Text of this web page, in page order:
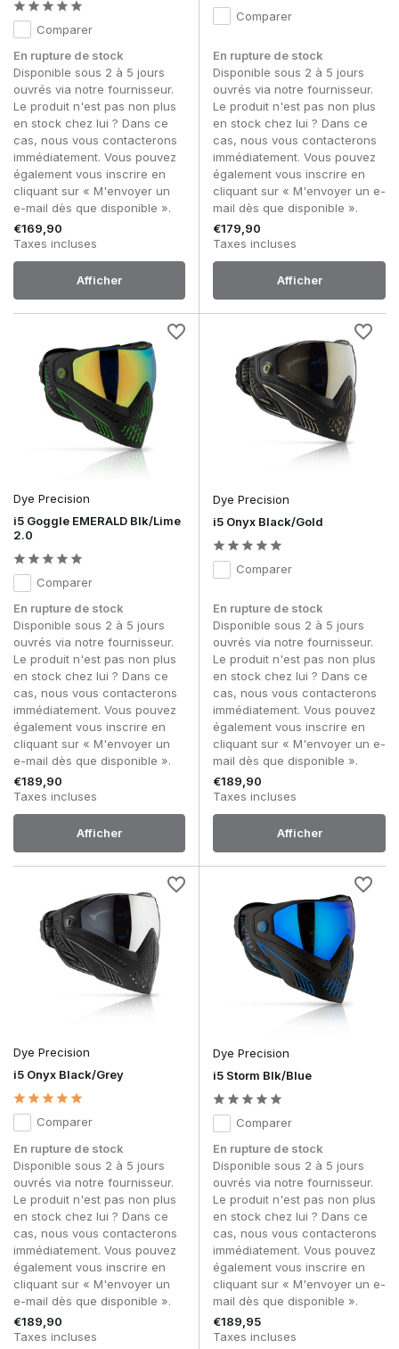
Comparer
En rupture de stock
Disponible sous 2 à 5 jours
ouvrés via notre fournisseur.
Le produit n'est pas non plus
en stock chez lui ? Dans ce
cas, nous vous contacterons
immédiatement. Vous pouvez
également vous inscrire en
cliquant sur « M'envoyer un
e-mail dès que disponible ».
€169,90
Taxes incluses
Afficher
Comparer
En rupture de stock
Disponible sous 2 à 5 jours
ouvrés via notre fournisseur.
Le produit n'est pas non plus
en stock chez lui ? Dans ce
cas, nous vous contacterons
immédiatement. Vous pouvez
également vous inscrire en
cliquant sur « M'envoyer un e-
mail dès que disponible ».
€179,90
Taxes incluses
Afficher
Dye Precision
i5 Goggle EMERALD Blk/Lime
2.0
Comparer
En rupture de stock
Disponible sous 2 à 5 jours
ouvrés via notre fournisseur.
Le produit n'est pas non plus
en stock chez lui ? Dans ce
cas, nous vous contacterons
immédiatement. Vous pouvez
également vous inscrire en
cliquant sur « M'envoyer un
e-mail dès que disponible ».
€189,90
Taxes incluses
Afficher
Dye Precision
i5 Onyx Black/Gold
Comparer
En rupture de stock
Disponible sous 2 à 5 jours
ouvrés via notre fournisseur.
Le produit n'est pas non plus
en stock chez lui ? Dans ce
cas, nous vous contacterons
immédiatement. Vous pouvez
également vous inscrire en
cliquant sur « M'envoyer un e-
mail dès que disponible ».
€189,90
Taxes incluses
Afficher
Dye Precision
i5 Onyx Black/Grey
Comparer
En rupture de stock
Disponible sous 2 à 5 jours
ouvrés via notre fournisseur.
Le produit n'est pas non plus
en stock chez lui ? Dans ce
cas, nous vous contacterons
immédiatement. Vous pouvez
également vous inscrire en
cliquant sur « M'envoyer un
e-mail dès que disponible ».
€189,90
Taxes incluses
Dye Precision
i5 Storm Blk/Blue
Comparer
En rupture de stock
Disponible sous 2 à 5 jours
ouvrés via notre fournisseur.
Le produit n'est pas non plus
en stock chez lui ? Dans ce
cas, nous vous contacterons
immédiatement. Vous pouvez
également vous inscrire en
cliquant sur « M'envoyer un e-
mail dès que disponible ».
€189,95
Taxes incluses